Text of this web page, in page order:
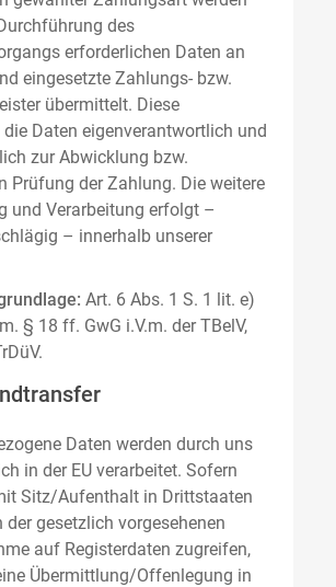
des
erforderlichen Daten an
eingesetzte Zahlungs- bzw.
übermittelt. Diese
die Daten eigenverantwortlich und
zur Abwicklung bzw.
Prüfung der Zahlung. Die weitere
und Verarbeitung erfolgt –
– innerhalb unserer
Art. 6 Abs. 1 S. 1 lit. e)
§ 18 ff. GwG i.V.m. der TBelV,
Daten werden durch uns
in der EU verarbeitet. Sofern
Sitz/Aufenthalt in Drittstaaten
der gesetzlich vorgesehenen
auf Registerdaten zugreifen,
Übermittlung/Offenlegung in